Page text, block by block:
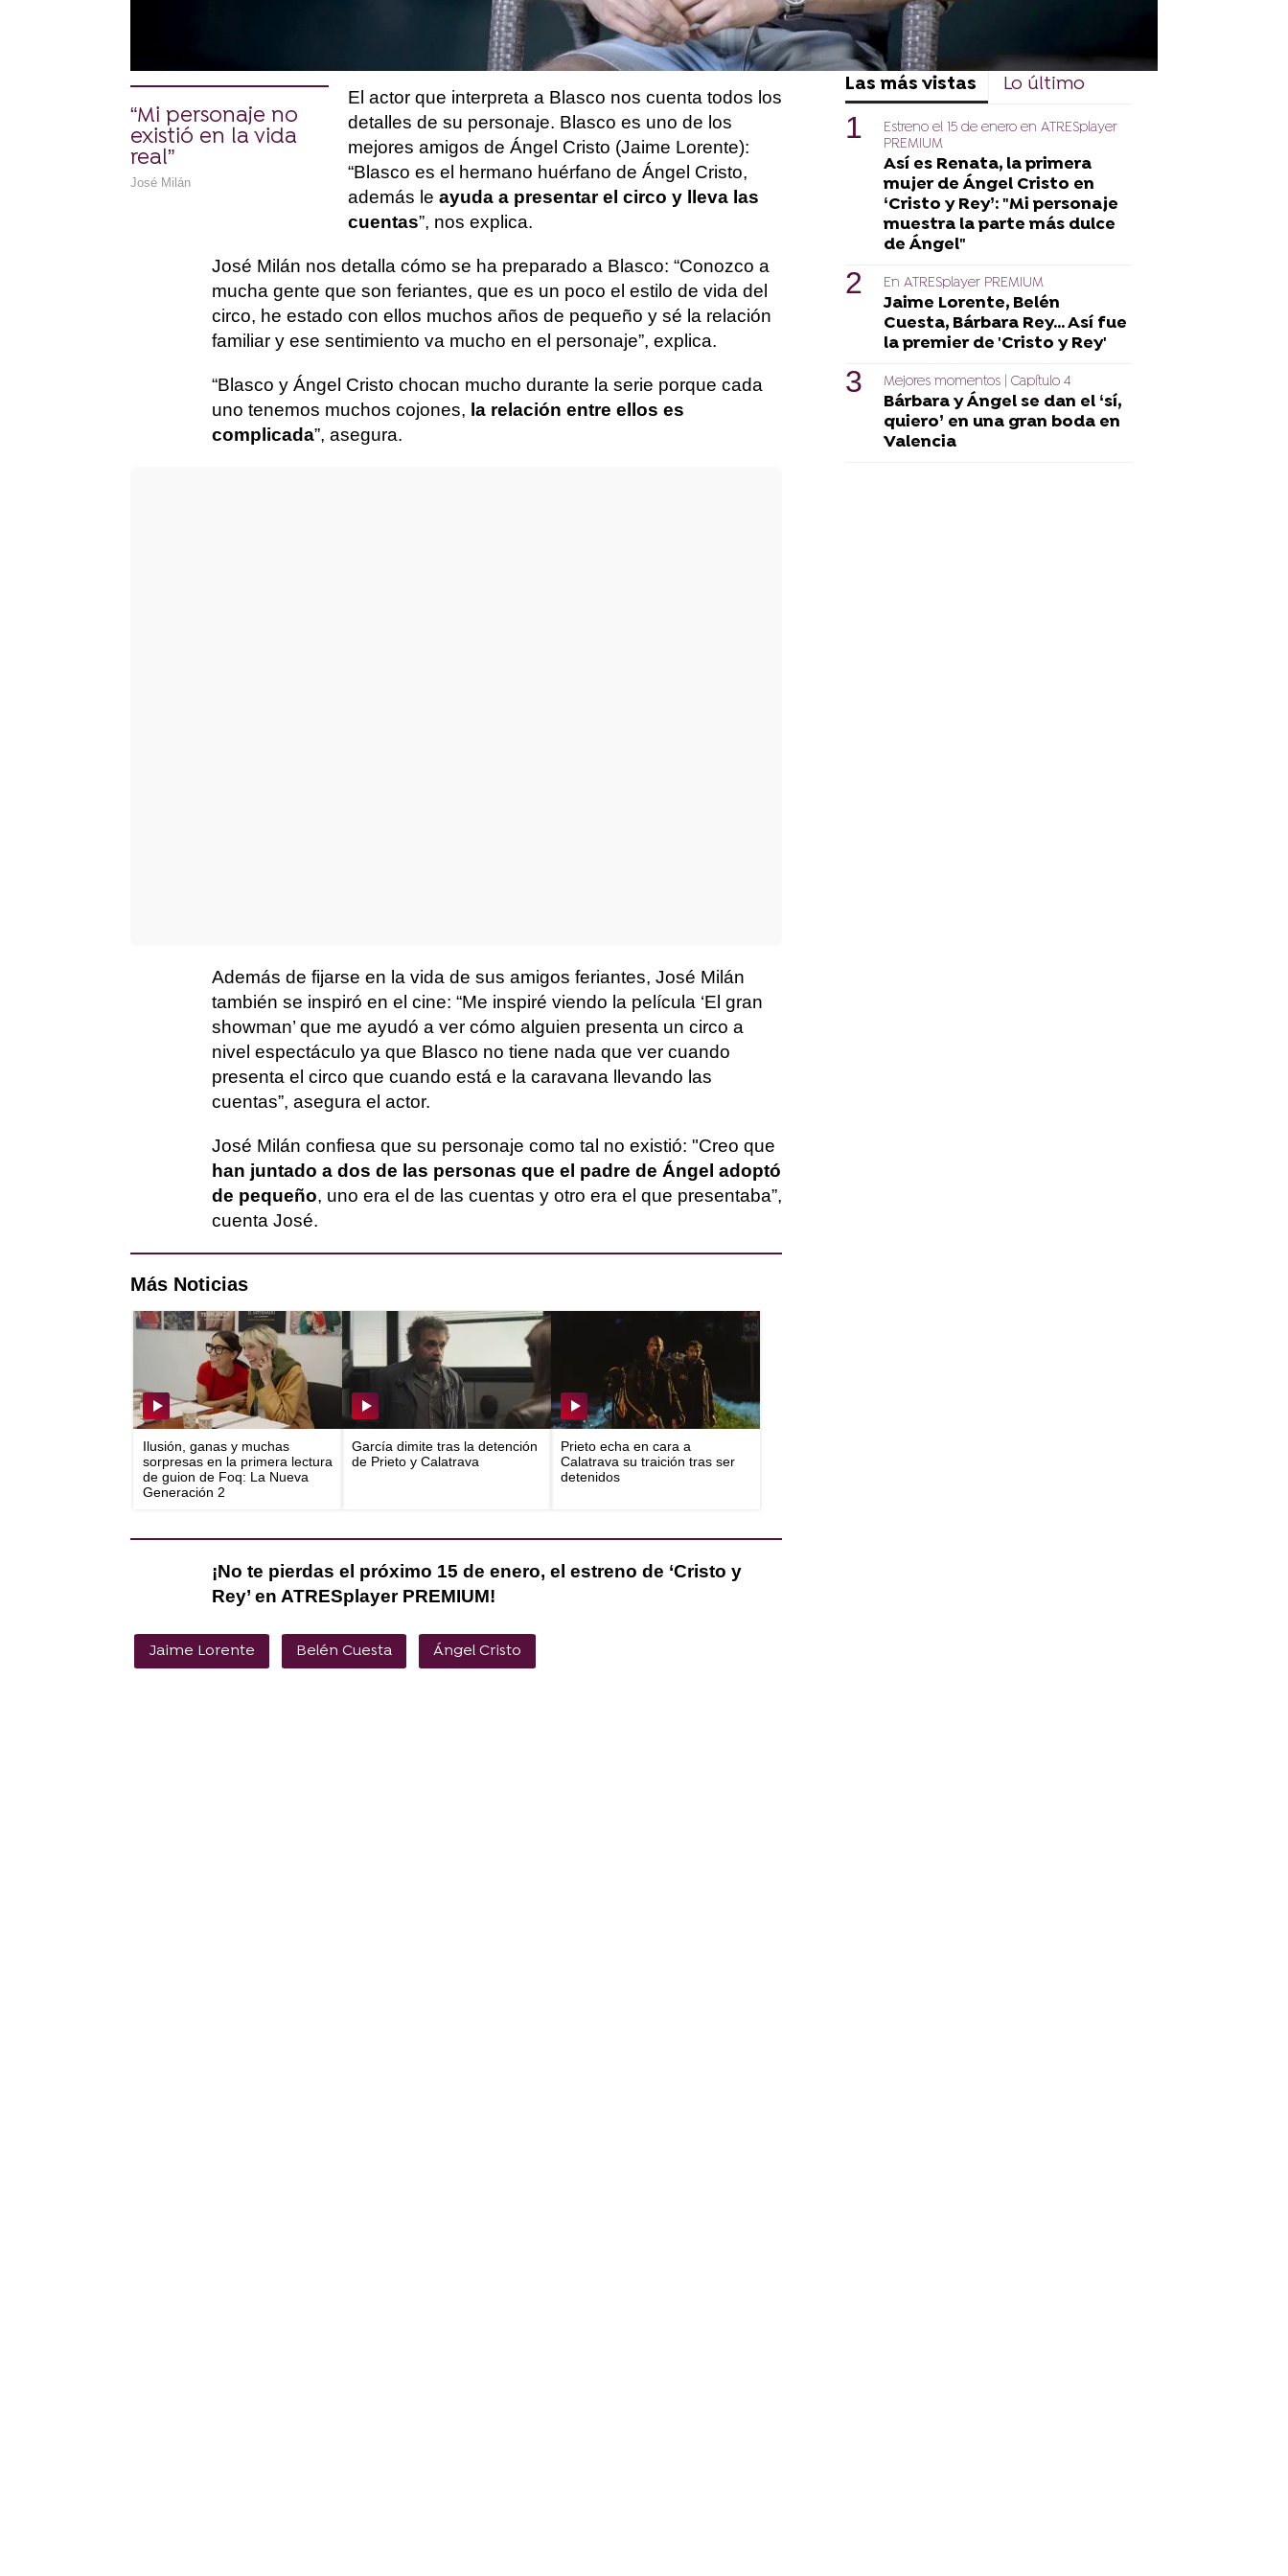
cuenta la historia entre Bárbara Rey, la mujer más deseada de
España y Ángel Cristo, el mejor domador del mundo.
“Mi personaje no
existió en la vida
real”
José Milán
El actor que interpreta a Blasco nos cuenta todos los
detalles de su personaje. Blasco es uno de los
mejores amigos de Ángel Cristo (Jaime Lorente):
“Blasco es el hermano huérfano de Ángel Cristo,
además le ayuda a presentar el circo y lleva las
cuentas”, nos explica.
José Milán nos detalla cómo se ha preparado a Blasco: “Conozco a
mucha gente que son feriantes, que es un poco el estilo de vida del
circo, he estado con ellos muchos años de pequeño y sé la relación
familiar y ese sentimiento va mucho en el personaje”, explica.
“Blasco y Ángel Cristo chocan mucho durante la serie porque cada
uno tenemos muchos cojones, la relación entre ellos es
complicada”, asegura.
Además de fijarse en la vida de sus amigos feriantes, José Milán
también se inspiró en el cine: “Me inspiré viendo la película ‘El gran
showman’ que me ayudó a ver cómo alguien presenta un circo a
nivel espectáculo ya que Blasco no tiene nada que ver cuando
presenta el circo que cuando está e la caravana llevando las
cuentas”, asegura el actor.
José Milán confiesa que su personaje como tal no existió: "Creo que
han juntado a dos de las personas que el padre de Ángel adoptó
de pequeño, uno era el de las cuentas y otro era el que presentaba”,
cuenta José.
Más Noticias
Ilusión, ganas y muchas
sorpresas en la primera lectura
de guion de Foq: La Nueva
Generación 2
García dimite tras la detención
de Prieto y Calatrava
Prieto echa en cara a
Calatrava su traición tras ser
detenidos
¡No te pierdas el próximo 15 de enero, el estreno de ‘Cristo y
Rey’ en ATRESplayer PREMIUM!
Jaime Lorente Belén Cuesta Ángel Cristo
Las más vistas Lo último
Estreno el 15 de enero en ATRESplayer
PREMIUM
Así es Renata, la primera
mujer de Ángel Cristo en
‘Cristo y Rey’: "Mi personaje
muestra la parte más dulce
de Ángel"
En ATRESplayer PREMIUM
Jaime Lorente, Belén
Cuesta, Bárbara Rey... Así fue
la premier de 'Cristo y Rey'
Mejores momentos | Capítulo 4
Bárbara y Ángel se dan el ‘sí,
quiero’ en una gran boda en
Valencia